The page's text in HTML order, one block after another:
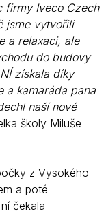
firmy Iveco Czech
jsme vytvořili
a relaxaci, ale
do budovy
získala díky
a kamaráda pana
naší nové
školy Miluše
z Vysokého
a poté
čekala